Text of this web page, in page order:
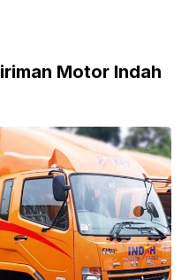
Motor Indah